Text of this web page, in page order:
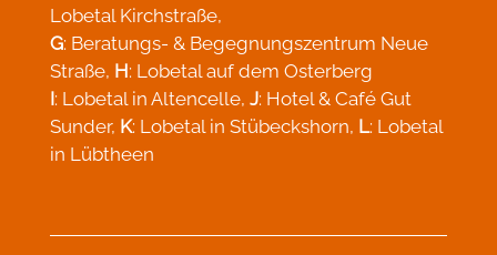
Lobetal Kirchstraße,
G: Beratungs- & Begegnungszentrum Neue
Straße, H: Lobetal auf dem Osterberg
I: Lobetal in Altencelle, J: Hotel & Café Gut
Sunder, K: Lobetal in Stübeckshorn, L: Lobetal
in Lübtheen